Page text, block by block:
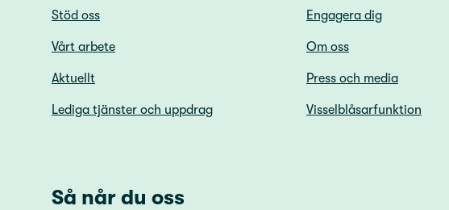
Stöd oss Engagera dig
Vårt arbete Om oss
Aktuellt Press och media
Lediga tjänster och uppdrag Visselblåsarfunktion
Så når du oss